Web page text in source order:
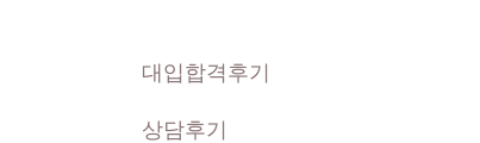
대입합격후기
상담후기